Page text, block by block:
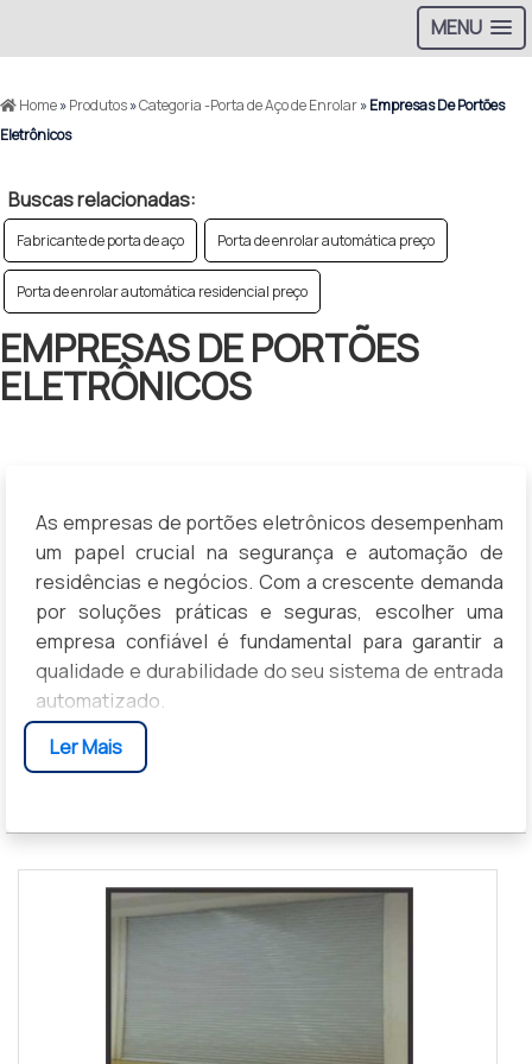
MENU
Home»Produtos»Categoria -Porta de Aço de Enrolar»Empresas De Portões
Eletrônicos
Buscas relacionadas:
Fabricante de porta de aço Porta de enrolar automática preço
Porta de enrolar automática residencial preço
EMPRESAS DE PORTÕES
ELETRÔNICOS
As empresas de portões eletrônicos desempenham
um papel crucial na segurança e automação de
residências e negócios. Com a crescente demanda
por soluções práticas e seguras, escolher uma
empresa confiável é fundamental para garantir a
qualidade e durabilidade do seu sistema de entrada
automatizado.
POR QUE OPTAR POR EMPRESAS DE
segurança, permitindo o controle de acesso sem a
necessidade de sair do veículo. Além disso, a
instalação de um sistema automatizado aumenta o
COMO ESCOLHER A MELHOR
Ler Mais